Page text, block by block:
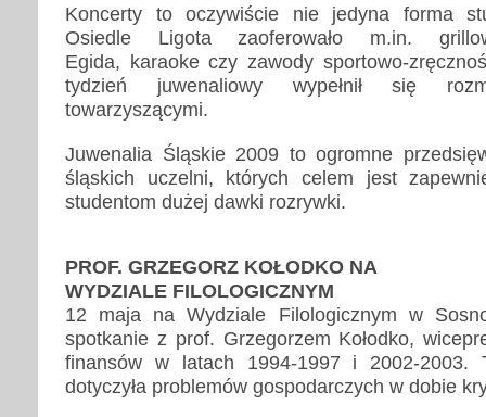
Koncerty to oczywiście nie jedyna forma
Osiedle Ligota zaoferowało m.in.
Egida, karaoke czy zawody sportowo-
tydzień juwenaliowy wypełnił się
towarzyszącymi.
Juwenalia Śląskie 2009 to ogromne
śląskich uczelni, których celem jest
studentom dużej dawki rozrywki.
PROF. GRZEGORZ KOŁODKO NA
WYDZIALE FILOLOGICZNYM
12 maja na Wydziale Filologicznym w
spotkanie z prof. Grzegorzem Kołodko,
finansów w latach 1994-1997 i 2002-2003.
dotyczyła problemów gospodarczych w dobie